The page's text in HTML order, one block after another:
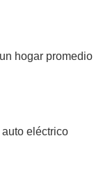
hogar promedio
eléctrico